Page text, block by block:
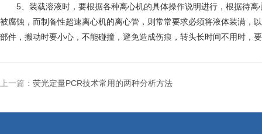
5、装载溶液时，要根据各种离心机的具体操作说明进行，根据待离
被腐蚀，而制备性超速离心机的离心管，则常常要求必须将液体装满，
部件，搬动时要小心，不能碰撞，避免造成伤痕，转头长时间不用时，
上一篇： 荧光定量PCR技术常用的两种分析方法